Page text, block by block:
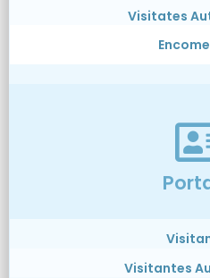
Visitates
Visitantes